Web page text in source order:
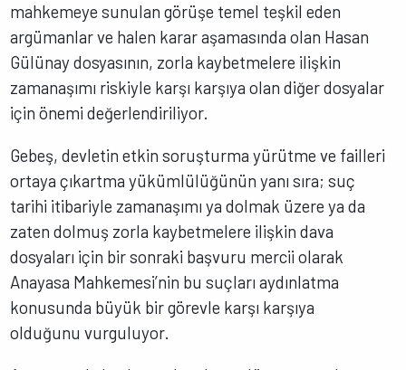
mahkemeye sunulan görüşe temel teşkil eden
argümanlar ve halen karar aşamasında olan Hasan
Gülünay dosyasının, zorla kaybetmelere ilişkin
zamanaşımı riskiyle karşı karşıya olan diğer dosyalar
için önemi değerlendiriliyor.
Gebeş, devletin etkin soruşturma yürütme ve failleri
ortaya çıkartma yükümlülüğünün yanı sıra; suç
tarihi itibariyle zamanaşımı ya dolmak üzere ya da
zaten dolmuş zorla kaybetmelere ilişkin dava
dosyaları için bir sonraki başvuru mercii olarak
Anayasa Mahkemesi’nin bu suçları aydınlatma
konusunda büyük bir görevle karşı karşıya
olduğunu vurguluyor.